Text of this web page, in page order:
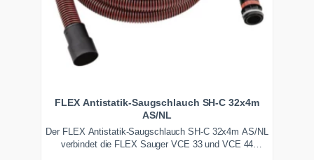
FLEX Antistatik-Saugschlauch SH-C 32x4m
AS/NL
Der FLEX Antistatik-Saugschlauch SH-C 32x4m AS/NL
verbindet die FLEX Sauger VCE 33 und VCE 44